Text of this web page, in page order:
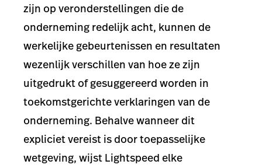
zijn op veronderstellingen die de
onderneming redelijk acht, kunnen de
werkelijke gebeurtenissen en resultaten
wezenlijk verschillen van hoe ze zijn
uitgedrukt of gesuggereerd worden in
toekomstgerichte verklaringen van de
onderneming. Behalve wanneer dit
expliciet vereist is door toepasselijke
wetgeving, wijst Lightspeed elke